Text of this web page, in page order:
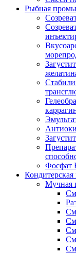
Рыбная
Фосфат
Мучная